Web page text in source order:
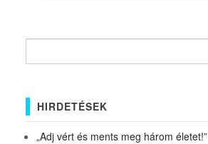
HIRDETÉSEK
„Adj vért és ments meg három életet!”